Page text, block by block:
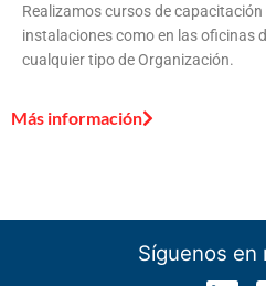
Realizamos cursos de
instalaciones como en las oficinas
cualquier tipo de Organización.
Más información
Síguenos